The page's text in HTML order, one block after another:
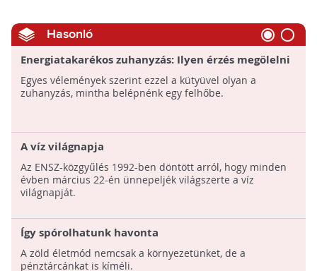
Hasonló
Energiatakarékos zuhanyzás: Ilyen érzés megölelni
egy felhőt?
Egyes vélemények szerint ezzel a kütyüvel olyan a
zuhanyzás, mintha belépnénk egy felhőbe.
A víz világnapja
Az ENSZ-közgyűlés 1992-ben döntött arról, hogy minden
évben március 22-én ünnepeljék világszerte a víz
világnapját.
Így spórolhatunk havonta
A zöld életmód nemcsak a környezetünket, de a
pénztárcánkat is kíméli.